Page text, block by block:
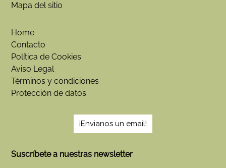
Mapa del sitio
Home
Contacto
Política de Cookies
Aviso Legal
Términos y condiciones
Protección de datos
¡Envianos un email!
Suscríbete a nuestras newsletter